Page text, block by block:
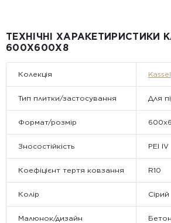
ТЕХНІЧНІ ХАРАКЕТИРИСТИКИ
600X600X8
Колекція Kassel
Тип плитки/застосування Для
Формат/розмір
Зносостійкість PEI IV
Коефіцієнт тертя ковзання R10
Колір Сірий
Малюнок/дизайн Бетон